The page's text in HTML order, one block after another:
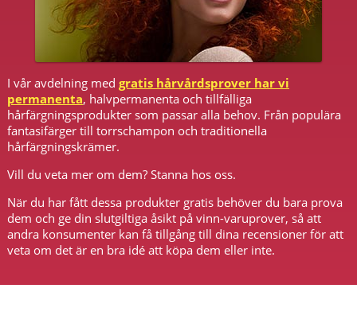
I vår avdelning med gratis hårvårdsprover har vi
permanenta, halvpermanenta och tillfälliga
hårfärgningsprodukter som passar alla behov. Från populära
fantasifärger till torrschampon och traditionella
hårfärgningskrämer.
Vill du veta mer om dem? Stanna hos oss.
När du har fått dessa produkter gratis behöver du bara prova
dem och ge din slutgiltiga åsikt på vinn-varuprover, så att
andra konsumenter kan få tillgång till dina recensioner för att
veta om det är en bra idé att köpa dem eller inte.